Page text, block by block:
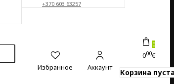
+370 603 63257
Избранное Аккаунт
0
000€
Корзина